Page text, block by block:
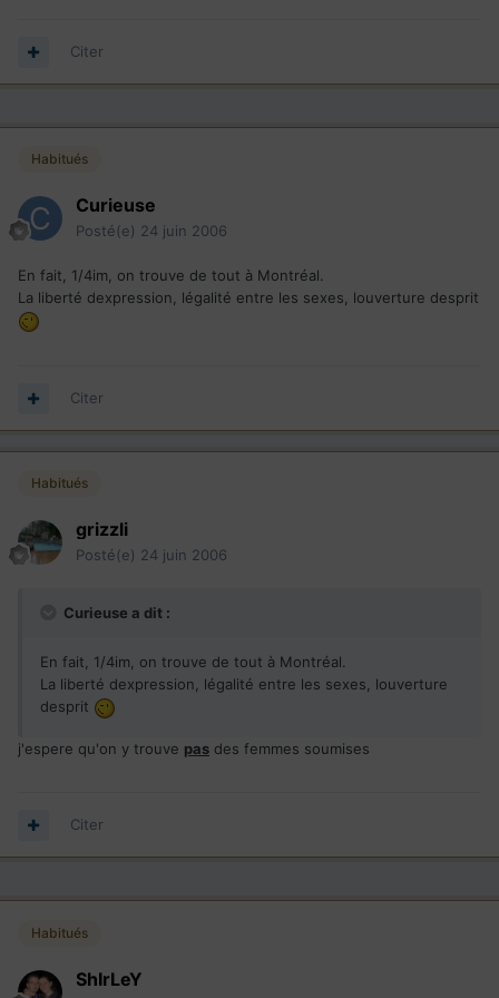
Citer
Habitués
Curieuse
Posté(e) 24 juin 2006
En fait, 1/4im, on trouve de tout à Montréal.
La liberté dexpression, légalité entre les sexes, louverture desprit
Citer
Habitués
grizzli
Posté(e) 24 juin 2006
Curieuse a dit :
En fait, 1/4im, on trouve de tout à Montréal.
La liberté dexpression, légalité entre les sexes, louverture
desprit
j'espere qu'on y trouve pas des femmes soumises
Citer
Habitués
ShIrLeY